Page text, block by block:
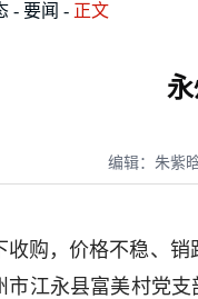
要闻 正文
编辑：朱紫
，价格不稳、销
市江永县富美村党